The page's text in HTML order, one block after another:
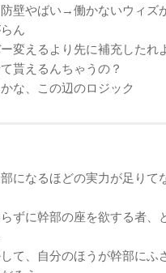
壁やばい→働かないウィズ
ん
変えるより先に補充したれ
貰えるんちゃうの？
な、この辺のロジック
になるほどの実力が足りて
ずに幹部の座を欲する者、
て、自分のほうが幹部にふ